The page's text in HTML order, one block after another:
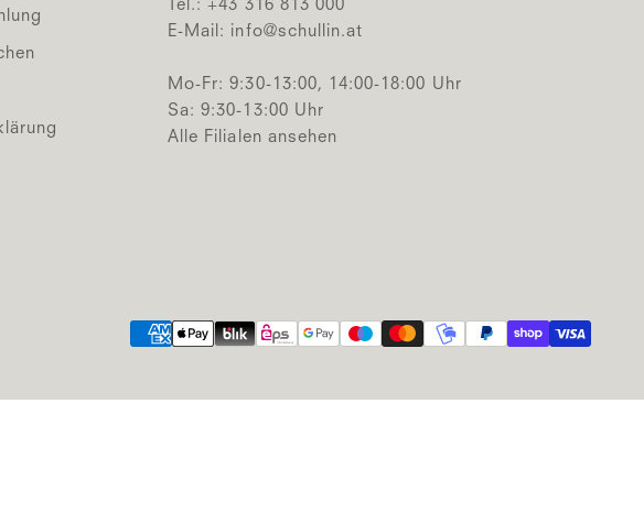
Tel.: +43 316 813 000
E-Mail: info@schullin.at
Mo-Fr: 9:30-13:00, 14:00-18:00 Uhr
Sa: 9:30-13:00 Uhr
Alle Filialen ansehen